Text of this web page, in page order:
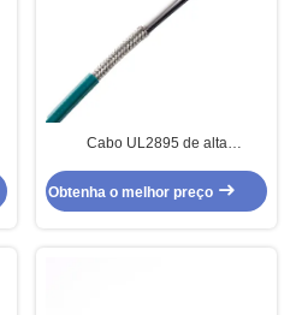
Cabo UL2895 de alta
cobre estanhado para a
Obtenha o melhor preço